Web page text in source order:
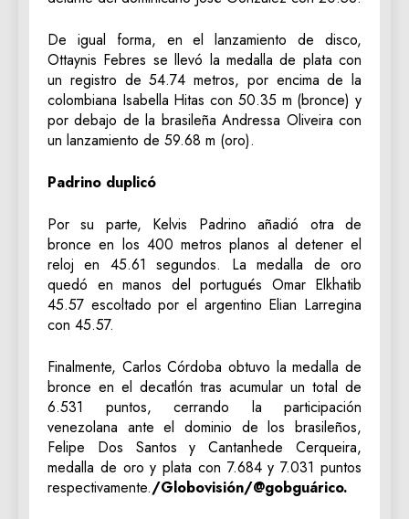
De igual forma, en el lanzamiento de disco,
Ottaynis Febres se llevó la medalla de plata con
un registro de 54.74 metros, por encima de la
colombiana Isabella Hitas con 50.35 m (bronce) y
por debajo de la brasileña Andressa Oliveira con
un lanzamiento de 59.68 m (oro).
Padrino duplicó
Por su parte, Kelvis Padrino añadió otra de
bronce en los 400 metros planos al detener el
reloj en 45.61 segundos. La medalla de oro
quedó en manos del portugués Omar Elkhatib
45.57 escoltado por el argentino Elian Larregina
con 45.57.
Finalmente, Carlos Córdoba obtuvo la medalla de
bronce en el decatlón tras acumular un total de
6.531 puntos, cerrando la participación
venezolana ante el dominio de los brasileños,
Felipe Dos Santos y Cantanhede Cerqueira,
medalla de oro y plata con 7.684 y 7.031 puntos
respectivamente./Globovisión/@gobguárico.